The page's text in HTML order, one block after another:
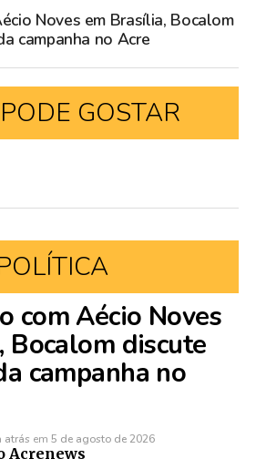
Noves em Brasília, Bocalom
campanha no Acre
GOSTAR
com Aécio Noves
Bocalom discute
campanha no
atrás em 5 de agosto de 2026
Acrenews